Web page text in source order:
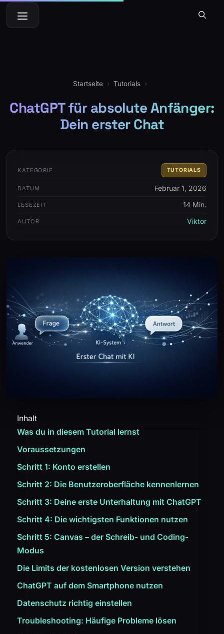
Zum
Inhalt
springen
Menü
Startseite › Tutorials ›
ChatGPT für absolute Anfänger:
Dein erster Chat
KATEGORIE TUTORIALS
DATUM Februar 1, 2026
LESEZEIT 14 Min.
AUTOR Viktor
Inhalt
Was du in diesem Tutorial lernst
Voraussetzungen
Schritt 1: Konto erstellen
Schritt 2: Die Benutzeroberfläche kennenlernen
Schritt 3: Deine erste Unterhaltung mit ChatGPT
Schritt 4: Die wichtigsten Funktionen nutzen
Schritt 5: Canvas – der Schreib- und Coding-
Modus
Die Limits der kostenlosen Version verstehen
ChatGPT auf dem Smartphone nutzen
Datenschutz richtig einstellen
Troubleshooting: Häufige Probleme lösen